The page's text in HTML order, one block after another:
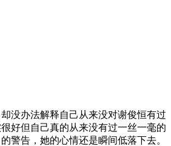
办法解释自己从来没对谢俊恒有过
好但自己真的从来没有过一丝一毫的
警告，她的心情还是瞬间低落下去。